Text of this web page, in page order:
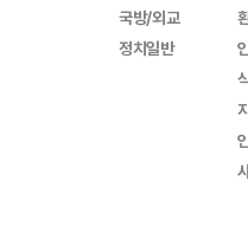
국방/외교
정치일반